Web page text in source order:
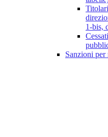
1-bis,
Sanzioni per